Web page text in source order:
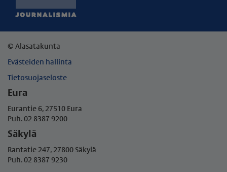
© Alasatakunta
Evästeiden hallinta
Tietosuojaseloste
Eura
Eurantie 6, 27510 Eura
Puh. 02 8387 9200
Säkylä
Rantatie 247, 27800 Säkylä
Puh. 02 8387 9230